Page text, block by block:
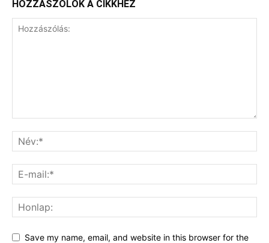
HOZZÁSZÓLOK A CIKKHEZ
Save my name, email, and website in this browser for the